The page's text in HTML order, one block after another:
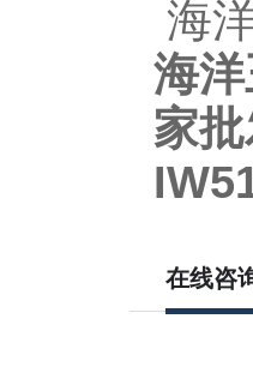
海
海
家
IW5
在线咨